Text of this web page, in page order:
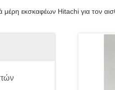
μέρη εκσκαφέων Hitachi για τον